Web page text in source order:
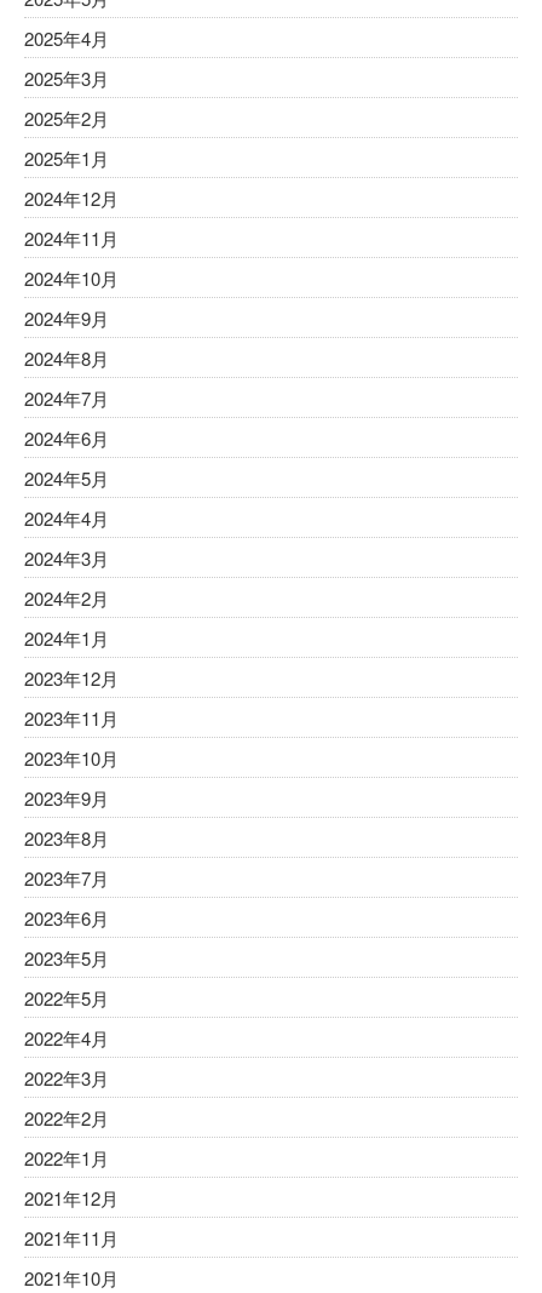
2025年4月
2025年3月
2025年2月
2025年1月
2024年12月
2024年11月
2024年10月
2024年9月
2024年8月
2024年7月
2024年6月
2024年5月
2024年4月
2024年3月
2024年2月
2024年1月
2023年12月
2023年11月
2023年10月
2023年9月
2023年8月
2023年7月
2023年6月
2023年5月
2022年5月
2022年4月
2022年3月
2022年2月
2022年1月
2021年12月
2021年11月
2021年10月